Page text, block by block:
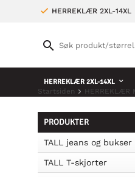
HERREKLÆR 2XL-14XL
HERREKLÆR 2XL-14XL
Startsiden HERREKLÆR
PRODUKTER
TALL jeans og bukser
TALL T-skjorter